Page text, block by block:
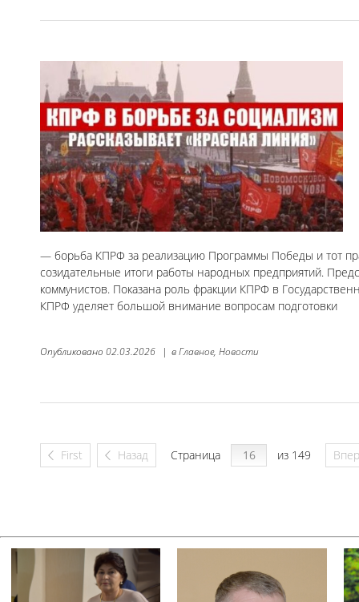
— борьба КПРФ за реализацию Программы Победы и тот
созидательные итоги работы народных предприятий.
коммунистов. Показана роль фракции КПРФ в
КПРФ уделяет большой внимание вопросам подготовки
Опубликовано 02.03.2026 | вГлавное, Новости
First Назад Страница из 149